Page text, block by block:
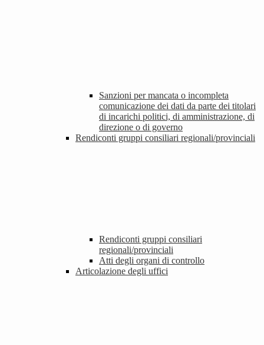
Sanzioni per mancata o incompleta
comunicazione dei dati da parte dei titolari
di incarichi politici, di amministrazione, di
direzione o di governo
Rendiconti gruppi consiliari regionali/provinciali
Rendiconti gruppi consiliari
regionali/provinciali
Atti degli organi di controllo
Articolazione degli uffici